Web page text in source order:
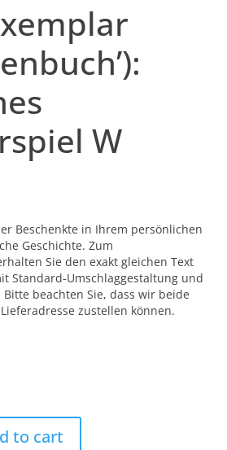
W
Beschenkte in Ihrem persönlichen
Geschichte. Zum
Sie den exakt gleichen Text
Standard-Umschlaggestaltung und
beachten Sie, dass wir beide
Lieferadresse zustellen können.
to cart